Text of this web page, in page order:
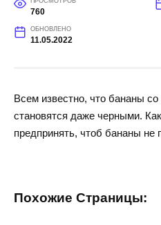
760
ОБНОВЛЕНО
11.05.2022
Всем известно, что бананы
становятся даже черными.
предпринять, чтоб бананы не
Похожие Страницы: